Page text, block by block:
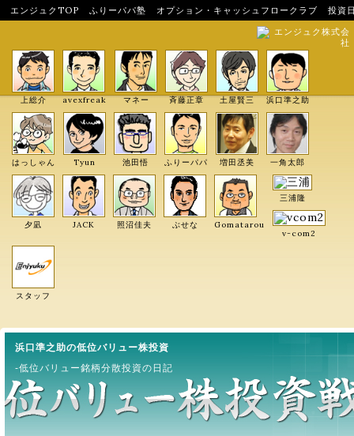
エンジュクTOP ふりーパパ塾 オプション・キャッシュフロークラブ
投資
エンジュク株式会
社
上総介 avexfreak マネー 斉藤正章 土屋賢三 浜口準之助
はっしゃん Tyun 池田悟 ふりーパパ 増田丞美 一角太郎
夕凪 JACK 照沼佳夫 ぶせな Gomatarou
三浦隆
v-com2
スタッフ
浜口準之助の低位バリュー株投資
-低位バリュー銘柄分散投資の日記